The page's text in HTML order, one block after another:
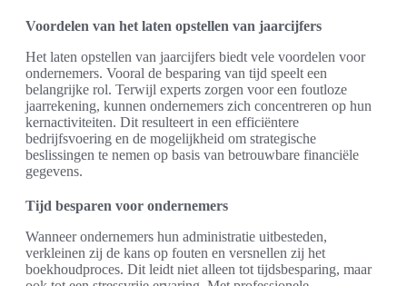
Voordelen van het laten opstellen van jaarcijfers
Het laten opstellen van jaarcijfers biedt vele voordelen voor
ondernemers. Vooral de besparing van tijd speelt een
belangrijke rol. Terwijl experts zorgen voor een foutloze
jaarrekening, kunnen ondernemers zich concentreren op hun
kernactiviteiten. Dit resulteert in een efficiëntere
bedrijfsvoering en de mogelijkheid om strategische
beslissingen te nemen op basis van betrouwbare financiële
gegevens.
Tijd besparen voor ondernemers
Wanneer ondernemers hun administratie uitbesteden,
verkleinen zij de kans op fouten en versnellen zij het
boekhoudproces. Dit leidt niet alleen tot tijdsbesparing, maar